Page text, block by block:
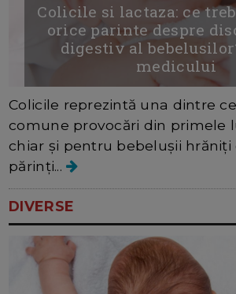
Colicile si lactaza: ce
orice parinte despre
digestiv al
medicului
Colicile reprezintă una dintre
comune provocări din primele
chiar și pentru bebelușii hrăniți
părinți...
DIVERSE